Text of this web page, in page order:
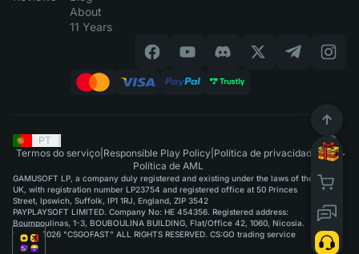
About
11 Years
PT
Termos do serviço Responsible Play Policy Política de privacidade |
Política de AML
GAMUSOFT LP, a company duly registered and existing under the laws of the
UK, with registration number LP23754 and registered office at 50 Princes
Street, Ipswich, Suffolk, IP1 1RJ, England, ZIP 3542
PAYPLAYSOFT LIMITED. Company No: HE 454356. Registered address:
Boumpoulinas, 1-3, BOUBOULINA BUILDING, Flat/Office 42, 1060, Nicosia.
©2015-2026 "CSGOFAST" ALL RIGHTS RESERVED. CS:GO trading service